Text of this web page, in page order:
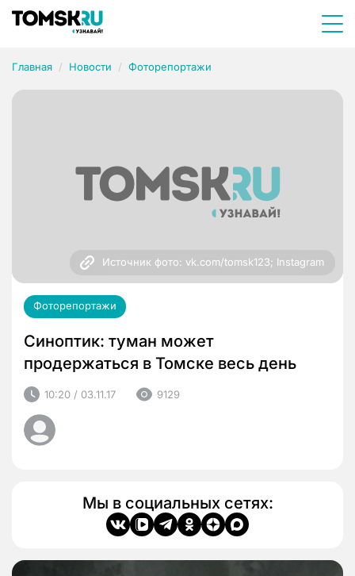
Главная Новости Фоторепортажи
Источник фото: vk.com/tomsk123; Instagram
Фоторепортажи
Синоптик: туман может
продержаться в Томске весь день
10:20 / 03.11.17 9129
Мы в социальных сетях: